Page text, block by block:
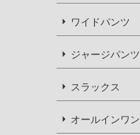
ワイドパンツ
ジャージパンツ
スラックス
オールインワン